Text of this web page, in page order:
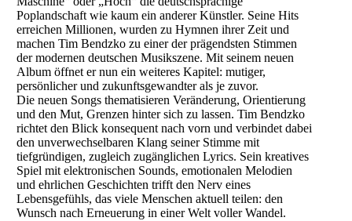
Poplandschaft wie kaum ein anderer Künstler. Seine Hits
erreichen Millionen, wurden zu Hymnen ihrer Zeit und
machen Tim Bendzko zu einer der prägendsten Stimmen
der modernen deutschen Musikszene. Mit seinem neuen
Album öffnet er nun ein weiteres Kapitel: mutiger,
persönlicher und zukunftsgewandter als je zuvor.
Die neuen Songs thematisieren Veränderung, Orientierung
und den Mut, Grenzen hinter sich zu lassen. Tim Bendzko
richtet den Blick konsequent nach vorn und verbindet dabei
den unverwechselbaren Klang seiner Stimme mit
tiefgründigen, zugleich zugänglichen Lyrics. Sein kreatives
Spiel mit elektronischen Sounds, emotionalen Melodien
und ehrlichen Geschichten trifft den Nerv eines
Lebensgefühls, das viele Menschen aktuell teilen: den
Wunsch nach Erneuerung in einer Welt voller Wandel.